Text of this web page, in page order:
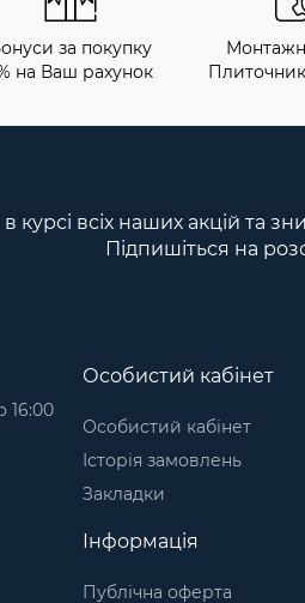
за покупку
на Ваш рахунок
курсі всіх наших акцій та
Підпишіться на
16:00
Особистий кабінет
Особистий кабінет
Історія замовлень
Закладки
Інформація
Публічна оферта